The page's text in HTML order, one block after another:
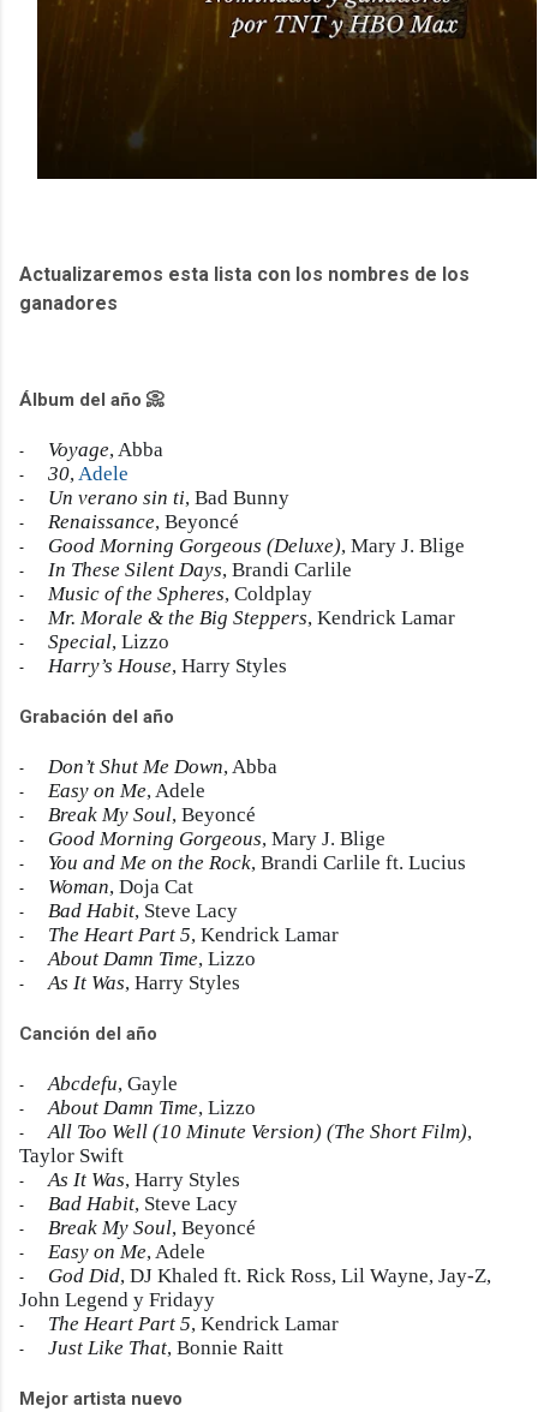
Actualizaremos esta lista con los nombres de los
ganadores
Álbum del año 📀
- Voyage, Abba
- 30,Adele
- Un verano sin ti, Bad Bunny
- Renaissance, Beyoncé
- Good Morning Gorgeous (Deluxe), Mary J. Blige
- In These Silent Days, Brandi Carlile
- Music of the Spheres, Coldplay
- Mr. Morale & the Big Steppers, Kendrick Lamar
- Special, Lizzo
- Harry’s House, Harry Styles
Grabación del año
- Don’t Shut Me Down, Abba
- Easy on Me, Adele
- Break My Soul, Beyoncé
- Good Morning Gorgeous, Mary J. Blige
- You and Me on the Rock, Brandi Carlile ft. Lucius
- Woman, Doja Cat
- Bad Habit, Steve Lacy
- The Heart Part 5, Kendrick Lamar
- About Damn Time, Lizzo
- As It Was, Harry Styles
Canción del año
- Abcdefu, Gayle
- About Damn Time, Lizzo
- All Too Well (10 Minute Version) (The Short Film),
Taylor Swift
- As It Was, Harry Styles
- Bad Habit, Steve Lacy
- Break My Soul, Beyoncé
- Easy on Me, Adele
- God Did, DJ Khaled ft. Rick Ross, Lil Wayne, Jay-Z,
John Legend y Fridayy
- The Heart Part 5, Kendrick Lamar
- Just Like That, Bonnie Raitt
Mejor artista nuevo